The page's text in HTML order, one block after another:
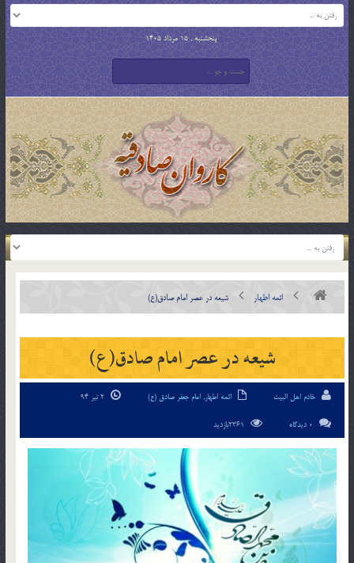
پنجشنبه , 15 مرداد 1405
ائمه اطهار شيعه در عصر امام صادق(ع)
شيعه در عصر امام صادق(ع)
خادم اهل البیت ائمه اطهار, امام جعفر صادق (ع)
0 دیدگاه